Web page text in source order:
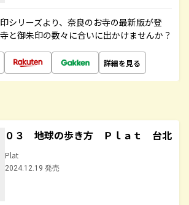
シリーズより、奈良のお寺の最新版が登
と御朱印の数々に合いに出かけませんか？
詳細を見る
０３ 地球の歩き方 Ｐｌａｔ 台北
Plat
2024.12.19 発売